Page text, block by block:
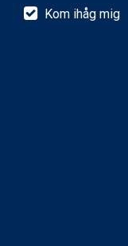
Kom ihåg mig